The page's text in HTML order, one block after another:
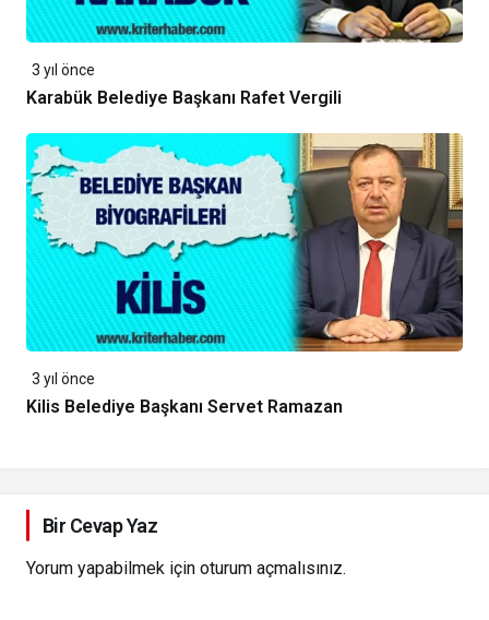
3 yıl önce
Karabük Belediye Başkanı Rafet Vergili
3 yıl önce
Kilis Belediye Başkanı Servet Ramazan
Bir Cevap Yaz
Yorum yapabilmek için oturum açmalısınız.